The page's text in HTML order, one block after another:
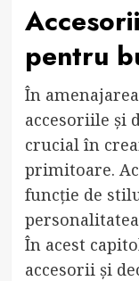
pentru
În
accesoriile și
crucial în
primitoare.
funcție de
În acest
accesorii și